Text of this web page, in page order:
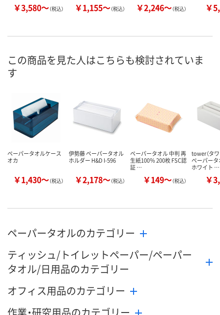
￥3,580～（税込） ￥1,155～（税込） ￥2,246～（税込） ￥
この商品を見た人はこちらも検討されていま
す
ペーパータオルケース
オカ
￥1,430～（税込）
伊勢藤 ペーパータオル
ホルダー H&D I-596
￥2,178～（税込）
ペーパータオル 中判 再
生紙100％ 200枚 FSC認
証 …
￥149～（税込）
tower（タ
ペーパー
ホワイト …
￥
ペーパータオルのカテゴリー
ティッシュ/トイレットペーパー/ペーパー
タオル/日用品のカテゴリー
オフィス用品のカテゴリー